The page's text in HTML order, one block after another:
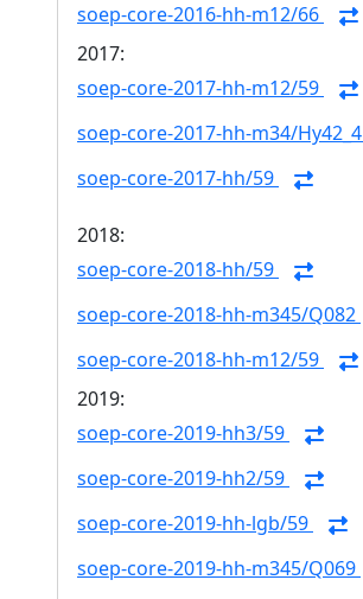
soep-core-2016-hh-m12/66
2017:
soep-core-2017-hh-m12/59
soep-core-2017-hh-m34/Hy42_4
soep-core-2017-hh/59
2018:
soep-core-2018-hh/59
soep-core-2018-hh-m345/Q082
soep-core-2018-hh-m12/59
2019:
soep-core-2019-hh3/59
soep-core-2019-hh2/59
soep-core-2019-hh-lgb/59
soep-core-2019-hh-m345/Q069